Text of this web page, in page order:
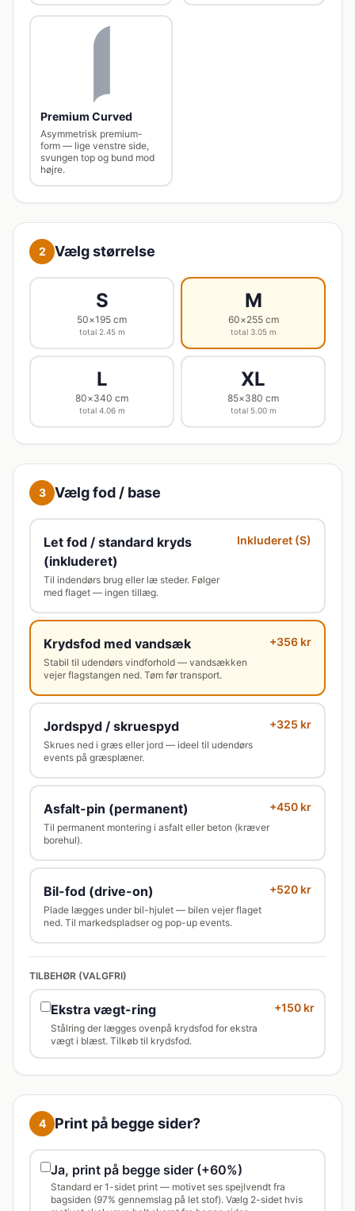
Premium Curved
Asymmetrisk premium-
form — lige venstre side,
svungen top og bund mod
højre.
2 Vælg størrelse
S
50×195 cm
total 2.45m
M
60×255cm
total 3.05m
L
80×340 cm
total 4.06m
XL
85×380 cm
total 5.00m
3 Vælg fod / base
Let fod / standard kryds
(inkluderet)
Til indendørs brug eller læ steder. Følger
med flaget — ingen tillæg.
Inkluderet (S)
Krydsfod med vandsæk
Stabil til udendørs vindforhold — vandsækken
vejer flagstangen ned. Tøm før transport.
+356 kr
Jordspyd / skruespyd
Skrues ned i græs eller jord — ideel til udendørs
events på græsplæner.
+325 kr
Asfalt-pin (permanent)
Til permanent montering i asfalt eller beton (kræver
borehul).
+450 kr
Bil-fod (drive-on)
Plade lægges under bil-hjulet — bilen vejer flaget
ned. Til markedspladser og pop-up events.
+520 kr
TILBEHØR (VALGFRI)
Ekstra vægt-ring
Stålring der lægges ovenpå krydsfod for ekstra
vægt i blæst. Tilkøb til krydsfod.
+150 kr
4 Print på begge sider?
Ja, print på begge sider (+60%)
Standard er 1-sidet print — motivet ses spejlvendt fra
bagsiden (97% gennemslag på let stof). Vælg 2-sidet hvis